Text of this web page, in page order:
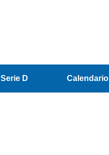
Serie D Calendario